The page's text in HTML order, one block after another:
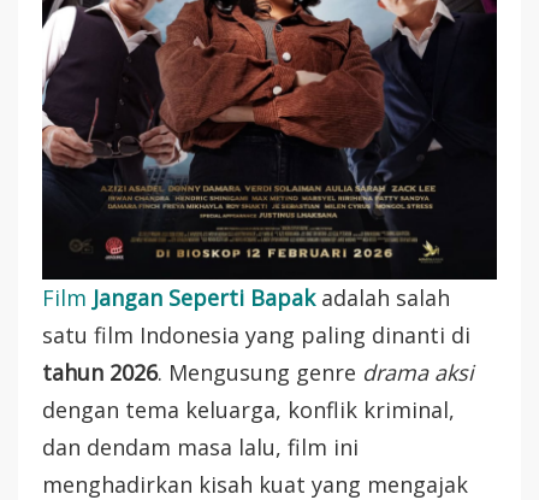
Film Jangan Seperti Bapakadalah salah
satu film Indonesia yang paling dinanti di
tahun 2026. Mengusung genre drama aksi
dengan tema keluarga, konflik kriminal,
dan dendam masa lalu, film ini
menghadirkan kisah kuat yang mengajak